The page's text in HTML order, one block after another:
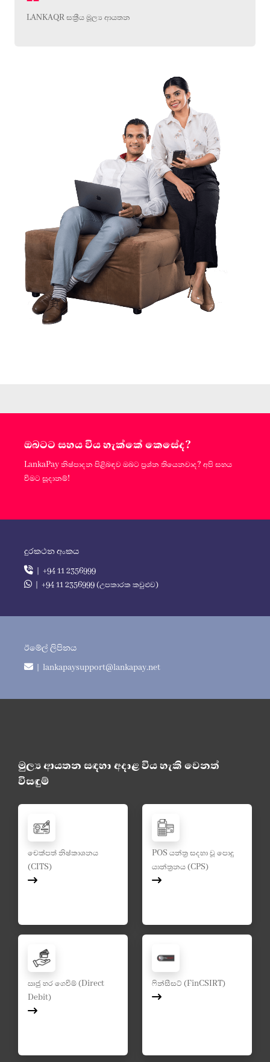
LANKAQR සක්‍රීය මූල්‍ය ආයතන
ඔබටට සහය විය හැක්කේ කෙසේද?
LankaPay නිෂ්පාදන පිළිබඳව ඔබට ප්‍රශ්න තියෙනවාද? අපි සහය
වීමට සූදානම්!
දුරකථන අංකය
| +94 11 2356999
| +94 11 2356999 (උපකාරක කවුළුව)
ඊමේල් ලිපිනය
| lankapaysupport@lankapay.net
මුල්‍ය ආයතන සඳහා අදාළ විය හැකි වෙනත්
විසඳුම්
චෙක්පත් නිෂ්කාශනය
(CITS)
POS යන්ත්‍ර සදහා වූ පොදු
යාන්ත්‍රනය (CPS)
ඍජු හර ගෙවීම් (Direct
Debit)
ෆින්සීසට් (FinCSIRT)